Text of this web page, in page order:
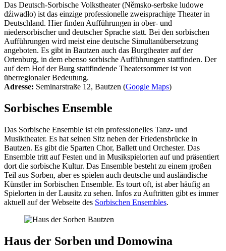
Das Deutsch-Sorbische Volkstheater (Němsko-serbske ludowe
dźiwadło) ist das einzige professionelle zweisprachige Theater in
Deutschland. Hier finden Aufführungen in ober- und
niedersorbischer und deutscher Sprache statt. Bei den sorbischen
Aufführungen wird meist eine deutsche Simultanübersetzung
angeboten. Es gibt in Bautzen auch das Burgtheater auf der
Ortenburg, in dem ebenso sorbische Aufführungen stattfinden. Der
auf dem Hof der Burg stattfindende Theatersommer ist von
überregionaler Bedeutung.
Adresse: Seminarstraße 12, Bautzen (Google Maps)
Sorbisches Ensemble
Das Sorbische Ensemble ist ein professionelles Tanz- und
Musiktheater. Es hat seinen Sitz neben der Friedensbrücke in
Bautzen. Es gibt die Sparten Chor, Ballett und Orchester. Das
Ensemble tritt auf Festen und in Musikspielorten auf und präsentiert
dort die sorbische Kultur. Das Ensemble besteht zu einem großen
Teil aus Sorben, aber es spielen auch deutsche und ausländische
Künstler im Sorbischen Ensemble. Es tourt oft, ist aber häufig an
Spielorten in der Lausitz zu sehen. Infos zu Auftritten gibt es immer
aktuell auf der Webseite des Sorbischen Ensembles.
Haus der Sorben und Domowina